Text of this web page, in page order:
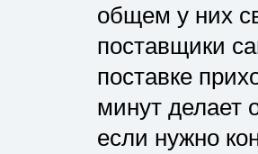
общем у них
поставщики
поставке
минут делает
если нужно